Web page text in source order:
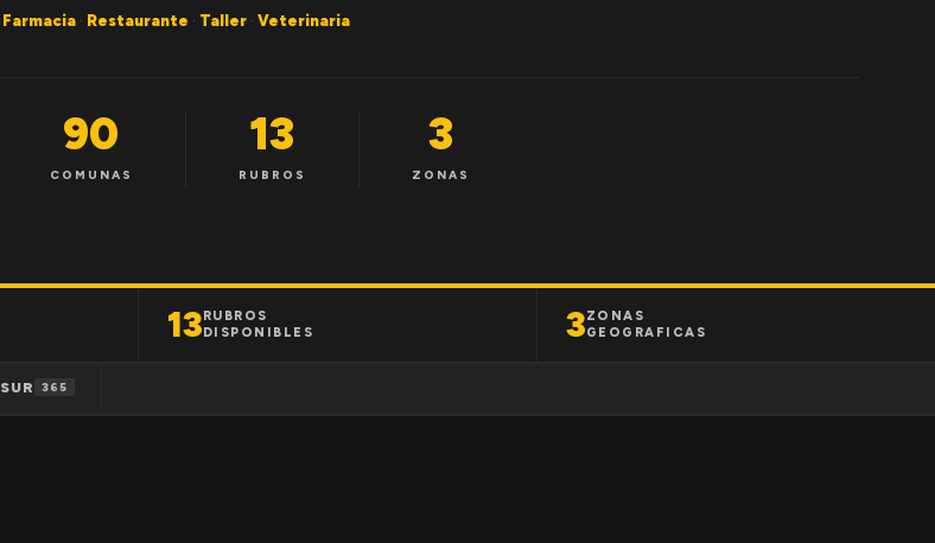
Farmacia · Restaurante · Taller · Veterinaria
90
COMUNAS
13
RUBROS
3
ZONAS
13RUBROS
DISPONIBLES
3ZONAS
GEOGRAFICAS
SUR 365